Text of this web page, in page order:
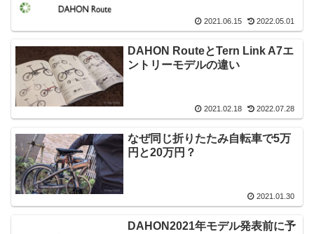
2021.06.15 2022.05.01
DAHON RouteとTern Link A7エ
ントリーモデルの違い
2021.02.18 2022.07.28
なぜ同じ折りたたみ自転車で5万
円と20万円？
2021.01.30
DAHON2021年モデル発表前に予